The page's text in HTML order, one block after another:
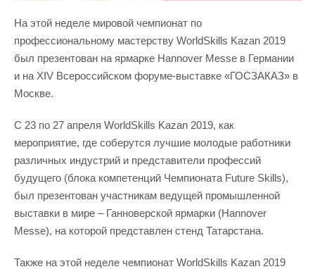
На этой неделе мировой чемпионат по
профессиональному мастерству WorldSkills Kazan 2019
был презентован на ярмарке Hannover Messe в Германии
и на XIV Всероссийском форуме-выставке «ГОСЗАКАЗ» в
Москве.
С 23 по 27 апреля WorldSkills Kazan 2019, как
мероприятие, где соберутся лучшие молодые работники
различных индустрий и представители профессий
будущего (блока компетенций Чемпионата Future Skills),
был презентован участникам ведущей промышленной
выставки в мире – Ганноверской ярмарки (Hannover
Messe), на которой представлен стенд Татарстана.
Также на этой неделе чемпионат WorldSkills Kazan 2019